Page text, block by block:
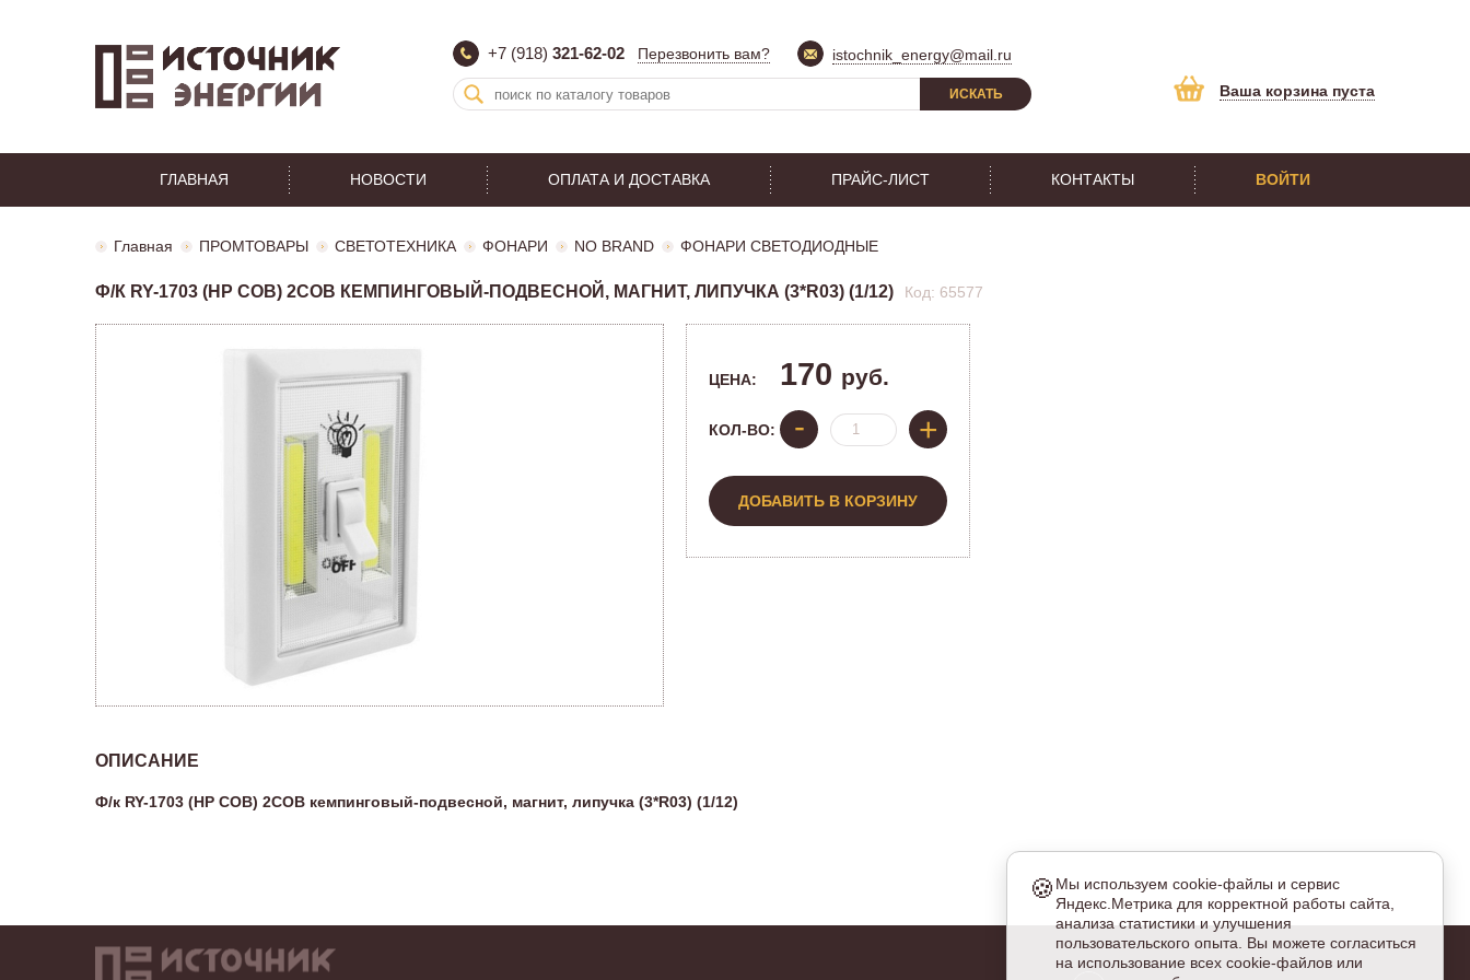
+7 (918) 321-62-02 Перезвонить вам? istochnik_energy@mail.ru
ИСКАТЬ Ваша корзина пуста
ГЛАВНАЯ НОВОСТИ ОПЛАТА И ДОСТАВКА ПРАЙС-ЛИСТ КОНТАКТЫ ВОЙТИ
Главная ПРОМТОВАРЫ СВЕТОТЕХНИКА ФОНАРИ NO BRAND ФОНАРИ СВЕТОДИОДНЫЕ
Ф/К RY-1703 (HP COB) 2COB КЕМПИНГОВЫЙ-ПОДВЕСНОЙ, МАГНИТ, ЛИПУЧКА (3*R03) (1/12) Код: 65577
ЦЕНА: 170 руб.
КОЛ-ВО: - +
ДОБАВИТЬ В КОРЗИНУ
ОПИСАНИЕ
Ф/к RY-1703 (HP COB) 2COB кемпинговый-подвесной, магнит, липучка (3*R03) (1/12)
🍪 Мы используем cookie-файлы и сервис
Яндекс.Метрика для корректной работы сайта,
анализа статистики и улучшения
пользовательского опыта. Вы можете согласиться
на использование всех cookie-файлов или
Необходимые
Эти куки обязательны для работы сайта и не могут быть